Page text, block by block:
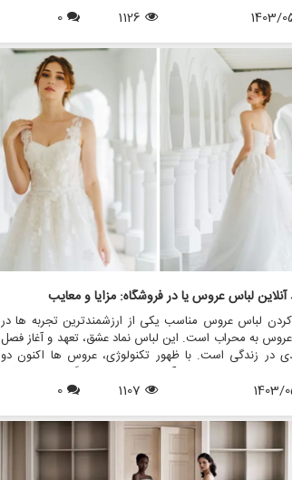
است، اما اطمینان از تناسب بی عیب و نقص آن در روز
عروس مطرح می شود. در این مقاله، اهمیت تمرین لباس
بررسی خواهیم کرد، نکاتی را برای دستیابی به تناسب بی
و نقص به اشتراک می گذاریم، و نشان می دهیم که چگونه
هایی مانند مزون چرخچی می توانند به شما در این فرآیند
کنند.
1403/
1126
0
لباس عروس یا در فروشگاه: مزایا و معایب
کردن لباس عروس مناسب یکی از ارزشمندترین تجربه ها در
به محراب است. این لباس نماد عشق، تعهد و آغاز فصل
در زندگی است. با ظهور تکنولوژی، عروس ها اکنون دو
اصلی برای خرید دارند: آنلاین یا درون فروشگاهی. هر روشی
و معایب خاص خود را دارد، که باعث می شود عروس ها به
لباس عروس آنلاین و فروشگاهی را بررسی خواهیم کرد، و
مزون چرخچی - فروشگاه همه کاره ای که اجاره لباس
فروش، خدمات طراحی و دوخت، لوازم جانبی عروس و تمام
1403/
1107
0